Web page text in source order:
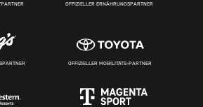
OFFIZIELLER ERNÄHRUNGSPARTNER
OFFIZIELLER MOBILITÄTS-PARTNER